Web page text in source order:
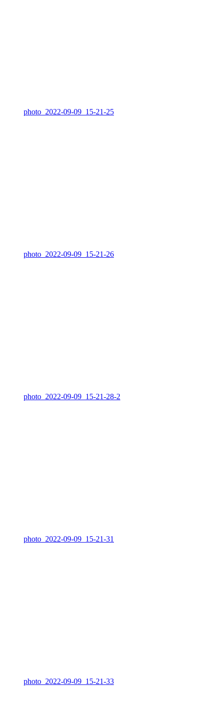
photo_2022-09-09_15-21-25
photo_2022-09-09_15-21-26
photo_2022-09-09_15-21-28-2
photo_2022-09-09_15-21-31
photo_2022-09-09_15-21-33